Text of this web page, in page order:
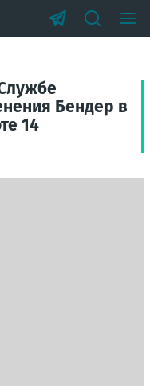
Бендер в
14